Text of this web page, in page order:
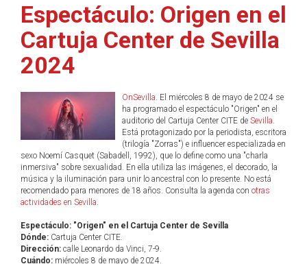
Espectáculo: Origen en el
Cartuja Center de Sevilla
2024
OnSevilla. El miércoles 8 de mayo de 2024 se
ha programado el espectáculo "Origen" en el
auditorio del Cartuja Center CITE de Sevilla.
Está protagonizado por la periodista, escritora
(trilogía "Zorras") e influencer especializada en
sexo Noemí Casquet (Sabadell, 1992), que lo define como una "charla
inmersiva" sobre sexualidad. En ella utiliza las imágenes, el decorado, la
música y la iluminación para unir lo ancestral con lo presente. No está
recomendado para menores de 18 años. Consulta la agenda con otras
actividades en Sevilla.
Espectáculo: "Origen" en el Cartuja Center de Sevilla
Dónde: Cartuja Center CITE.
Dirección: calle Leonardo da Vinci, 7-9.
Cuándo: miércoles 8 de mayo de 2024.